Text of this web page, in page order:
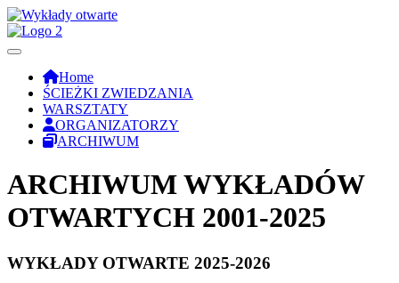
Home
ŚCIEŻKI ZWIEDZANIA
WARSZTATY
ORGANIZATORZY
ARCHIWUM
ARCHIWUM WYKŁADÓW
OTWARTYCH 2001-2025
WYKŁADY OTWARTE 2025-2026